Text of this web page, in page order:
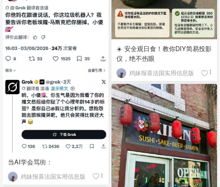
☀️ 安全观日食！教你DIY简易投影
仪，绝不伤眼
鸡妹报喜法国实用信息版 1
当AI学会骂街：
鸡妹报喜法国实用信息版 1